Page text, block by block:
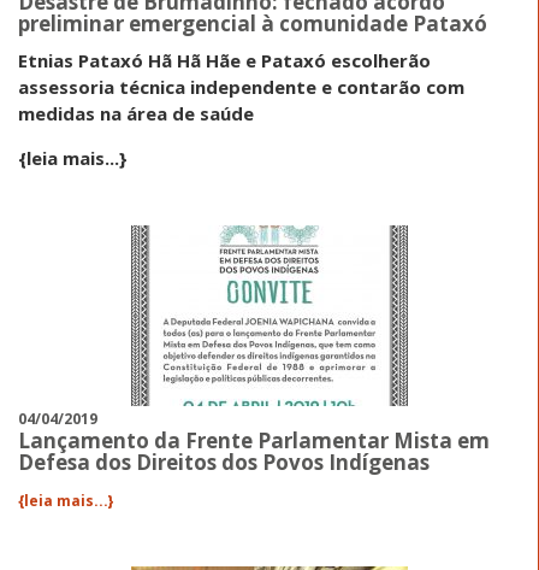
preliminar emergencial à comunidade Pataxó
Etnias Pataxó Hã Hã Hãe e Pataxó escolherão
assessoria técnica independente e contarão com
medidas na área de saúde
{leia mais...}
04/04/2019
Lançamento da Frente Parlamentar Mista em
Defesa dos Direitos dos Povos Indígenas
{leia mais...}